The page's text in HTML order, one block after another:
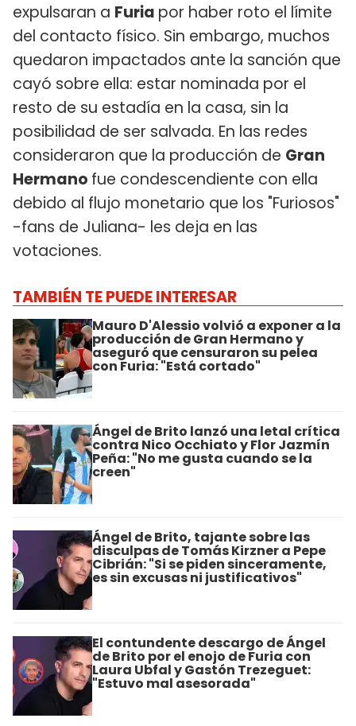
expulsaran a Furia por haber roto el límite
del contacto físico. Sin embargo, muchos
quedaron impactados ante la sanción que
cayó sobre ella: estar nominada por el
resto de su estadía en la casa, sin la
posibilidad de ser salvada. En las redes
consideraron que la producción de Gran
Hermano fue condescendiente con ella
debido al flujo monetario que los "Furiosos"
-fans de Juliana- les deja en las
votaciones.
TAMBIÉN TE PUEDE INTERESAR
Mauro D'Alessio volvió a exponer a la
producción de Gran Hermano y
aseguró que censuraron su pelea
con Furia: "Está cortado"
Ángel de Brito lanzó una letal crítica
contra Nico Occhiato y Flor Jazmín
Peña: "No me gusta cuando se la
creen"
Ángel de Brito, tajante sobre las
disculpas de Tomás Kirzner a Pepe
Cibrián: "Si se piden sinceramente,
es sin excusas ni justificativos"
El contundente descargo de Ángel
de Brito por el enojo de Furia con
Laura Ubfal y Gastón Trezeguet:
"Estuvo mal asesorada"